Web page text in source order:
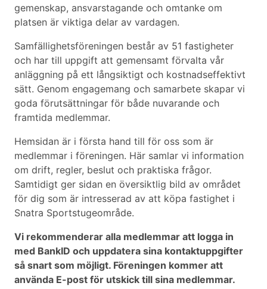
gemenskap, ansvarstagande och omtanke om
platsen är viktiga delar av vardagen.
Samfällighetsföreningen består av 51 fastigheter
och har till uppgift att gemensamt förvalta vår
anläggning på ett långsiktigt och kostnadseffektivt
sätt. Genom engagemang och samarbete skapar vi
goda förutsättningar för både nuvarande och
framtida medlemmar.
Hemsidan är i första hand till för oss som är
medlemmar i föreningen. Här samlar vi information
om drift, regler, beslut och praktiska frågor.
Samtidigt ger sidan en översiktlig bild av området
för dig som är intresserad av att köpa fastighet i
Snatra Sportstugeområde.
Vi rekommenderar alla medlemmar att logga in
med BankID och uppdatera sina kontaktuppgifter
så snart som möjligt. Föreningen kommer att
använda E-post för utskick till sina medlemmar.